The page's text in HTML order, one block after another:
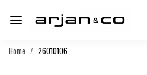
Home 26010106